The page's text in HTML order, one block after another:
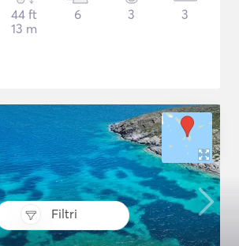
Filtri
44 ft
13 m
6 3 3